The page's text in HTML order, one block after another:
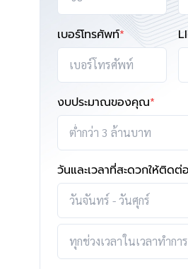
เบอร์โทรศัพท์*
งบประมาณของคุณ*
วันและเวลาที่สะดวกให้ติด